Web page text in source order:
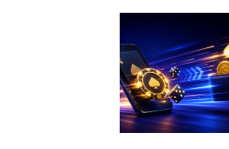
conoces
esta
película
clásica
sobre
casinos?